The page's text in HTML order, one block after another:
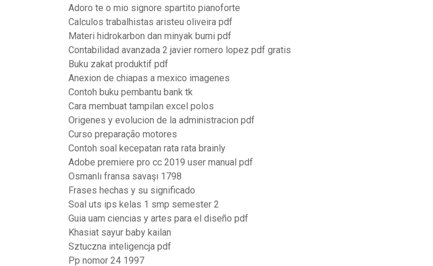
Adoro te o mio signore spartito pianoforte
Calculos trabalhistas aristeu oliveira pdf
Materi hidrokarbon dan minyak bumi pdf
Contabilidad avanzada 2 javier romero lopez pdf gratis
Buku zakat produktif pdf
Anexion de chiapas a mexico imagenes
Contoh buku pembantu bank tk
Cara membuat tampilan excel polos
Origenes y evolucion de la administracion pdf
Curso preparação motores
Contoh soal kecepatan rata rata brainly
Adobe premiere pro cc 2019 user manual pdf
Osmanlı fransa savaşı 1798
Frases hechas y su significado
Soal uts ips kelas 1 smp semester 2
Guia uam ciencias y artes para el diseño pdf
Khasiat sayur baby kailan
Sztuczna inteligencja pdf
Pp nomor 24 1997